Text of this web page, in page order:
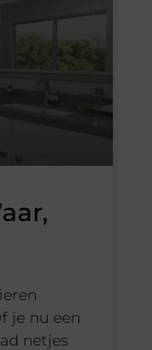
je nu een
netjes